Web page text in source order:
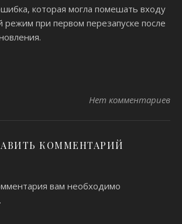
которая могла помешать входу
режим при первом перезапуске после
Нет комментариев
КОММЕНТАРИЙ
вам необходимо
.